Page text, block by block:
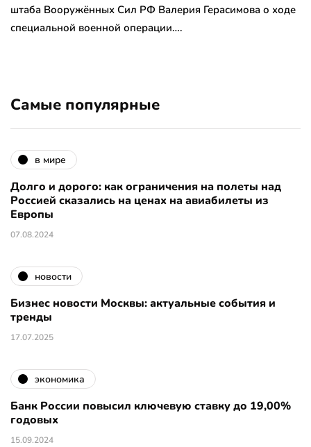
штаба Вооружённых Сил РФ Валерия Герасимова о ходе
специальной военной операции….
Самые популярные
в мире
Долго и дорого: как ограничения на полеты над
Россией сказались на ценах на авиабилеты из
Европы
07.08.2024
новости
Бизнес новости Москвы: актуальные события и
тренды
17.07.2025
экономика
Банк России повысил ключевую ставку до 19,00%
годовых
15.09.2024